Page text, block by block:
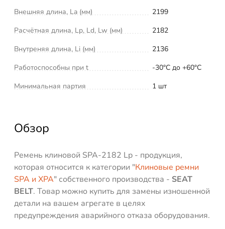
Внешняя длина, La (мм)
2199
Расчётная длина, Lp, Ld, Lw (мм)
2182
Внутреняя длина, Li (мм)
2136
Работоспособны при t
-30°C до +60°C
Минимальная партия
1 шт
Обзор
Ремень клиновой SPA-2182 Lp - продукция,
которая относится к категории "Клиновые ремни
SPA и XPA" собственного производства - SEAT
BELT. Товар можно купить для замены изношенной
детали на вашем агрегате в целях
предупреждения аварийного отказа оборудования.